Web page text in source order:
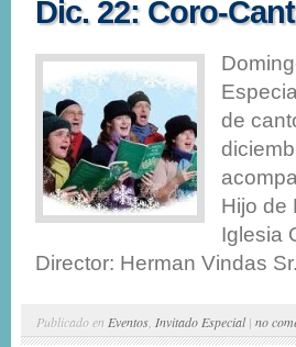
Dic. 22: Coro-
de
Hijo de
Iglesia
Director: Herman Vindas
Publicado en Eventos Invitado Especial| no